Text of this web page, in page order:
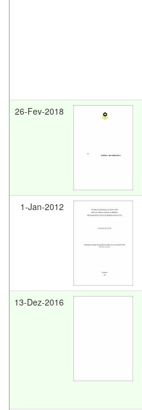
26-Fev-2018
1-Jan-2012
13-Dez-2016